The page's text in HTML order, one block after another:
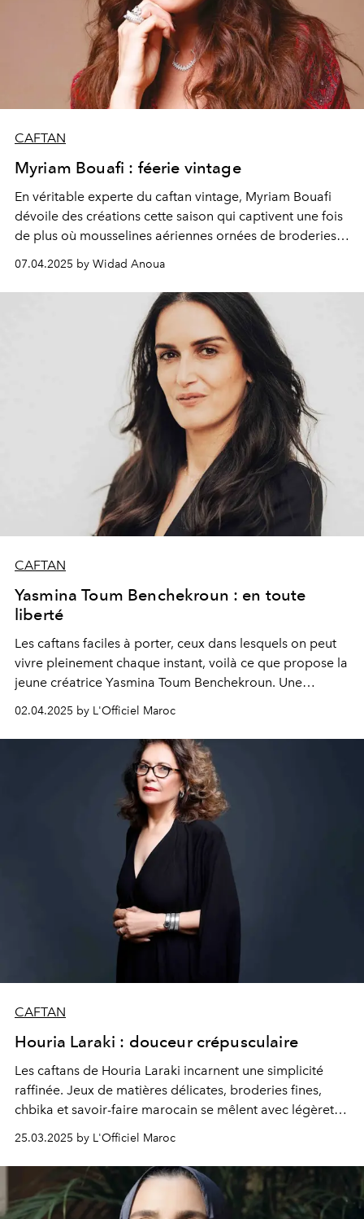
CAFTAN
Myriam Bouafi : féerie vintage
En véritable experte du caftan vintage, Myriam Bouafi
dévoile des créations cette saison qui captivent une fois
de plus où mousselines aériennes ornées de broderies
scintillantes, tissus en sequins sublimés par le zwak
maâlem, dentelles en patchwork et lamés aux franges
vaporeuses composent cet univers.
07.04.2025 by Widad Anoua
CAFTAN
Yasmina Toum Benchekroun : en toute
liberté
Les caftans faciles à porter, ceux dans lesquels on peut
vivre pleinement chaque instant, voilà ce que propose la
jeune créatrice Yasmina Toum Benchekroun. Une
alliance de tradition et légèreté avec des coupes
parfaitement maîtrisées qui offrent une silhouette fluide,
tout en mettant en valeur un travail artisanal soigné et
des matières de qualité. Résultat : un style moderne qui
séduit toutes les générations.
02.04.2025 by L'Officiel Maroc
CAFTAN
Houria Laraki : douceur crépusculaire
Les caftans de Houria Laraki incarnent une simplicité
raffinée. Jeux de matières délicates, broderies fines,
chbika et savoir-faire marocain se mêlent avec légèreté
à ses créations. Cette saison, toujours fidèle à son style,
elle dévoile des pièces à la fois élégantes et subtilement
lumineuses. Une collection tirée de l'Intégrale Caftan.
25.03.2025 by L'Officiel Maroc